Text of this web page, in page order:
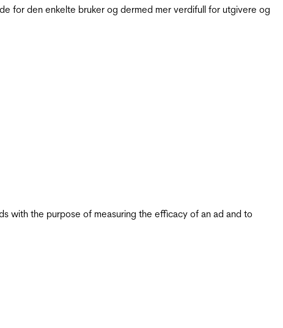
for den enkelte bruker og dermed mer verdifull for utgivere og
with the purpose of measuring the efficacy of an ad and to